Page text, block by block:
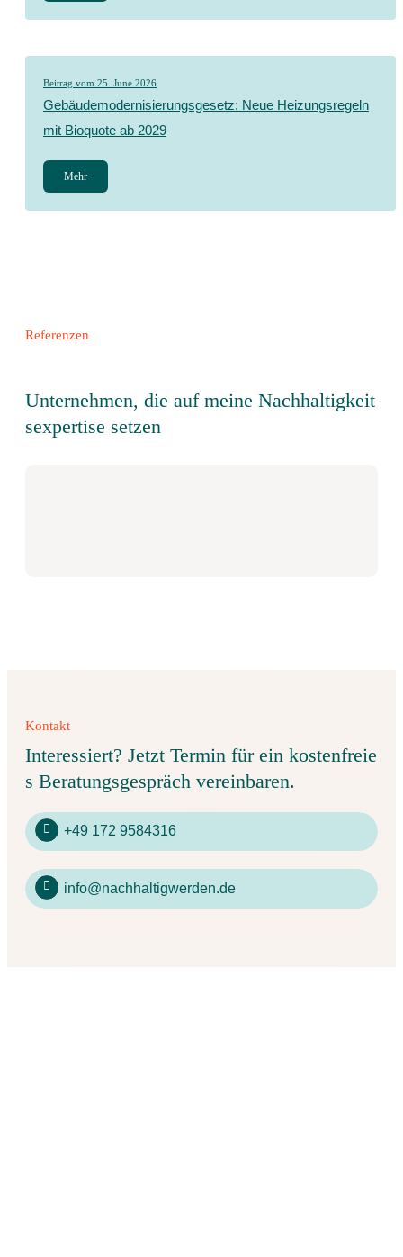
Beitrag vom 25. June 2026
Gebäudemodernisierungsgesetz: Neue Heizungsregeln
mit Bioquote ab 2029
Mehr
Referenzen
Unternehmen, die auf meine Nachhaltigkeit
sexpertise setzen
Kontakt
Interessiert? Jetzt Termin für ein kostenfreie
s Beratungsgespräch vereinbaren.
+49 172 9584316
info@nachhaltigwerden.de